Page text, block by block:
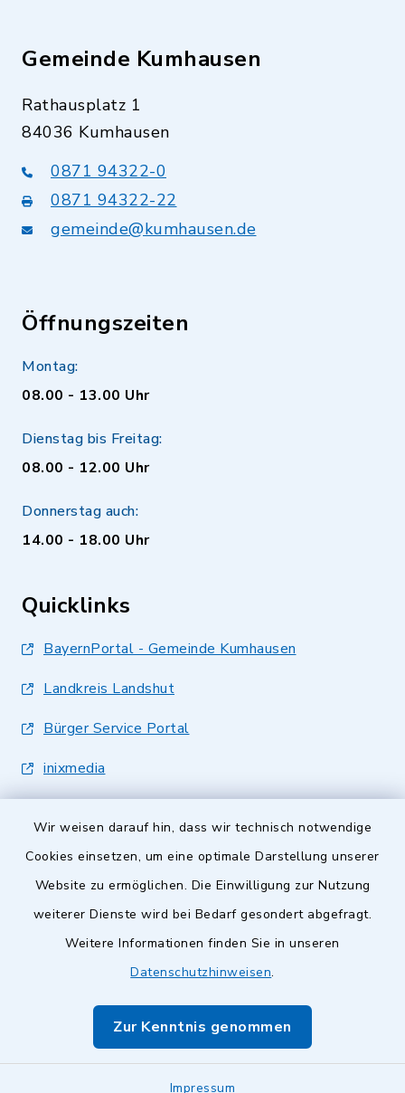
Wir weisen darauf hin, dass wir technisch notwendige
Cookies einsetzen, um eine optimale Darstellung unserer
Website zu ermöglichen. Die Einwilligung zur Nutzung
weiterer Dienste wird bei Bedarf gesondert abgefragt.
Weitere Informationen finden Sie in unseren
Datenschutzhinweisen.
Zur Kenntnis genommen
Impressum
Gemeinde Kumhausen
Rathausplatz 1
84036 Kumhausen
0871 94322-0
0871 94322-22
gemeinde@kumhausen.de
Öffnungszeiten
Montag:
08.00 - 13.00 Uhr
Dienstag bis Freitag:
08.00 - 12.00 Uhr
Donnerstag auch:
14.00 - 18.00 Uhr
Quicklinks
BayernPortal - Gemeinde Kumhausen
Landkreis Landshut
Bürger Service Portal
inixmedia
Barrierefreiheit
Impressum